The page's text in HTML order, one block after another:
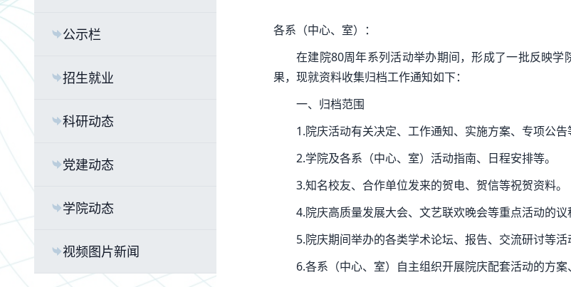
公示栏
招生就业
科研动态
党建动态
学院动态
视频图片新闻
各系（中心、室）：
在建院80周年系列活动举办期间，形成了一批反映
果，现就资料收集归档工作通知如下：
一、归档范围
1.院庆活动有关决定、工作通知、实施方案、专项公告
2.学院及各系（中心、室）活动指南、日程安排等。
3.知名校友、合作单位发来的贺电、贺信等祝贺资料。
4.院庆高质量发展大会、文艺联欢晚会等重点活动的
5.院庆期间举办的各类学术论坛、报告、交流研讨等活
6.各系（中心、室）自主组织开展院庆配套活动的方案